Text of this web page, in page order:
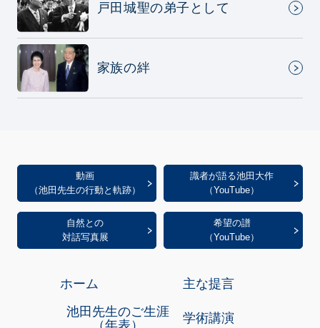
戸田城聖の弟子として
家族の絆
動画
（池田先生の行動と軌跡）
識者が語る池田大作
（YouTube）
自然との
対話写真展
希望の譜
（YouTube）
ホーム
池田先生のご生涯
（年表）
主な提言
学術講演